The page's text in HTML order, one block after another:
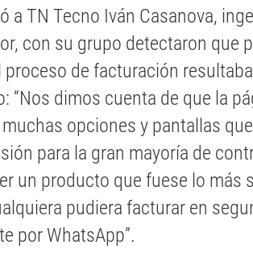
a TN Tecno Iván Casanova,
con su grupo detectaron que
proceso de facturación
“Nos dimos cuenta de que la
muchas opciones y pantallas
para la gran mayoría de
un producto que fuese lo más
pudiera facturar en
por WhatsApp”.